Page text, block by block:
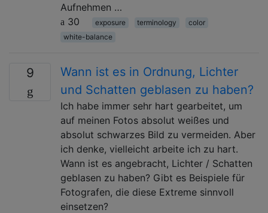
Aufnehmen …
30
exposure terminology
color
white-balance
9
Wann ist es in Ordnung, Lichter
und Schatten geblasen zu haben?
Ich habe immer sehr hart gearbeitet, um
auf meinen Fotos absolut weißes und
absolut schwarzes Bild zu vermeiden. Aber
ich denke, vielleicht arbeite ich zu hart.
Wann ist es angebracht, Lichter / Schatten
geblasen zu haben? Gibt es Beispiele für
Fotografen, die diese Extreme sinnvoll
einsetzen?